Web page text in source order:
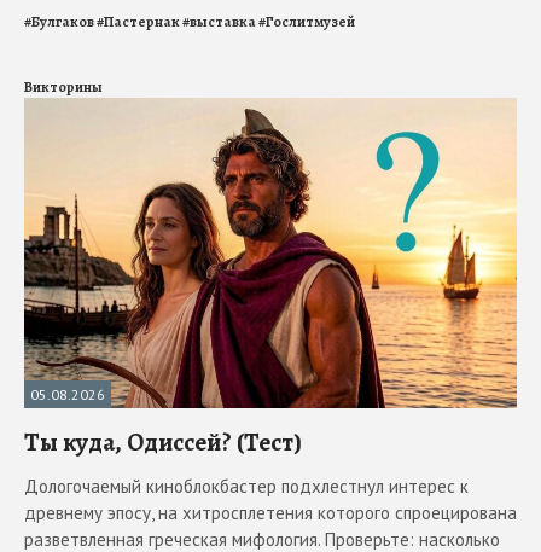
#Булгаков#Пастернак#выставка#Гослитмузей
Викторины
05.08.2026
Ты куда, Одиссей? (Тест)
Дологочаемый киноблокбастер подхлестнул интерес к
древнему эпосу, на хитросплетения которого спроецирована
разветвленная греческая мифология. Проверьте: насколько